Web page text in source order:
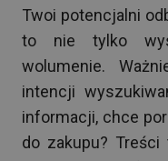
Twoi potencjalni
to nie tylko
wolumenie.
intencji
informacji, chce
do zakupu?